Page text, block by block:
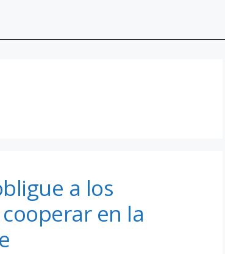
a los
en la